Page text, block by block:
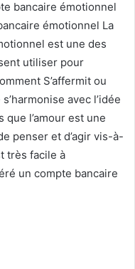
bancaire émotionnel
émotionnel La
est une des
utiliser pour
S’affermit ou
avec l’idée
l’amour est une
penser et d’agir vis-à-
très facile à
un compte bancaire